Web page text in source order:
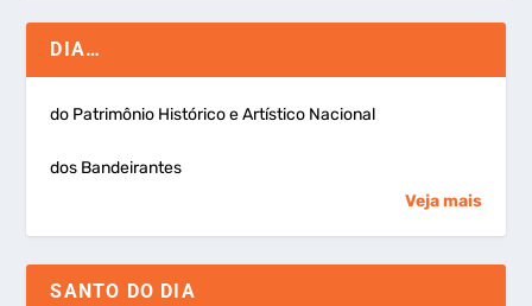
DIA…
do Patrimônio Histórico e Artístico Nacional
dos Bandeirantes
Veja mais
SANTO DO DIA